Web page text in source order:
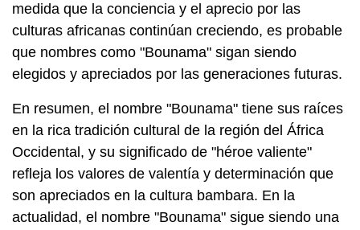
medida que la conciencia y el aprecio por las
culturas africanas continúan creciendo, es probable
que nombres como "Bounama" sigan siendo
elegidos y apreciados por las generaciones futuras.
En resumen, el nombre "Bounama" tiene sus raíces
en la rica tradición cultural de la región del África
Occidental, y su significado de "héroe valiente"
refleja los valores de valentía y determinación que
son apreciados en la cultura bambara. En la
actualidad, el nombre "Bounama" sigue siendo una